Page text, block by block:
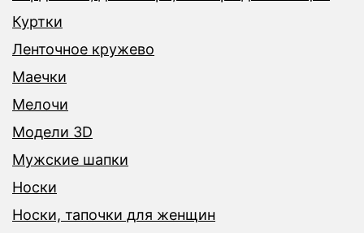
Куртки
Ленточное кружево
Маечки
Мелочи
Модели 3D
Мужские шапки
Носки
Носки, тапочки для женщин